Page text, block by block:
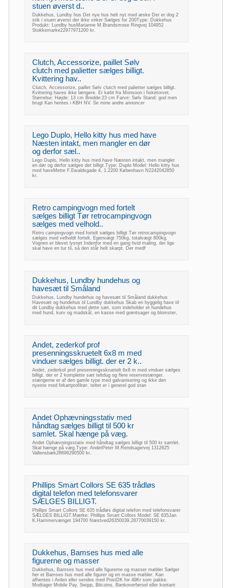
stuen øverst d..
Dukkehus, Lundby hus Det nye hus helt nyt med æske Der er dog 2
stik i stuen øverst der ikke virker Sælges for 200Type: Dukkehus
Produkt: Lundby husMarianne M.Brandsmose Ringvej 104952
Stokkemarke22977971200 kr.
Clutch, Accessorize, paillet Sølv
clutch med palietter sælges billigt.
Kvittering hav..
Clutch, Accessorize, paillet Sølv clutch med palietter sælges billigt.
Kvittering haves ikke længere. Er købt fra Monsoon i fisketorvet.
Størrelse: Højde: 13 cm Bredde:23 cm Farve: Sølv Stand: god men
brugt Kan hentes i KBH NV. Se mine andre annoncer
Lego Duplo, Hello kitty hus med have
Næsten intakt, men mangler en dør
og derfor sæl..
Lego Duplo, Hello kitty hus med have Næsten intakt, men mangler
en dør og derfor sælges det billigt.Type: Duplo Model: Hello kitty hus
med haveMette F.Ewaldsgade 4, 1.2200 København N2242042850
kr.
Retro campingvogn med fortelt
sælges billigt Tør retrocampingvogn
sælges med velhold..
Retro campingvogn med fortelt sælges billigt Tør retrocampingvogn
sælges med velholdt fortelt. Egenvægt 750kg, totalvægt 800kg.
Vognen er blevet lysnet Indenfor med en gang hvid maling, der lige
skal have en tur til, så den står helt skarpt. Der medf
Dukkehus, Lundby hundehus og
havesæt til Småland
Dukkehus, Lundby hundehus og havesæt til Småland dukkehus
Havesæt og hundehus til Lundby dukkehus Skab en hyggelig have til
dit Lundby dukkehus med dette sæt, som indeholder et hundehus
med hund, kurv og madskål, en kasse med grøntsager og blomster,
Andet, zederkof prof
presenningsskruetelt 6x8 m med
vinduer sælges billigt. der er 2 k..
Andet, zederkof prof presenningsskruetelt 6x8 m med vinduer sælges
billigt. der er 2 komplette sæt teltdug og flere reservestænger.
stængerne er af den gamle type med galvanisering og ikke den
nyeste med firkartprofilrør. teltet er i generel god stan
Andet Ophævningsstativ med
håndtag sælges billigt til 500 kr
samlet. Skal hænge på væg.
Andet Ophævningsstativ med håndtag sælges billigt til 500 kr samlet.
Skal hænge på væg.Type: AndetPeter M.Rendsagervej 1312625
Vallensbæk28696290500 kr.
Phillips Smart Collors SE 635 trådløs
digital telefon med telefonsvarer
SÆLGES BILLIGT.
Phillips Smart Collors SE 635 trådløs digital telefon med telefonsvarer
SÆLGES BILLIGT.Mærke: Phillips Smart Collors Model: SE 635Jan
K.Hammervænget 194700 Næstved26350039,28770039150 kr.
Dukkehus, Bamses hus med alle
figurerne og masser
Dukkehus, Bamses hus med alle figurerne og masser møbler Sælger
her et Bamses hus med alle figurer og en masse møbler. Kan
afhentes i Arden eller sendes med PostDK for 49Kr som pakke.
Modtager Mobile Pay, Swipp, Bitcoins, Bankoverførsel eller kontant